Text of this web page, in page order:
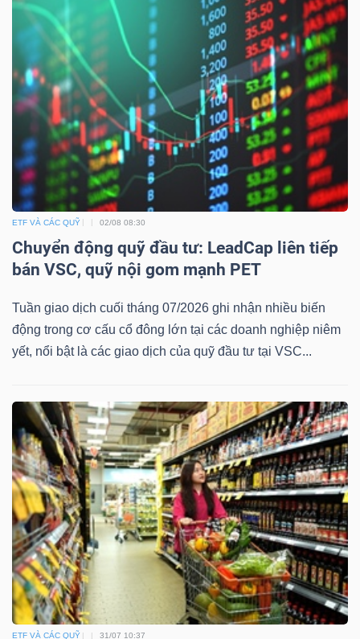
ETF VÀ CÁC QUỸ 02/08 08:30
Chuyển động quỹ đầu tư: LeadCap liên tiếp
bán VSC, quỹ nội gom mạnh PET
Tuần giao dịch cuối tháng 07/2026 ghi nhận nhiều biến
động trong cơ cấu cổ đông lớn tại các doanh nghiệp niêm
yết, nổi bật là các giao dịch của quỹ đầu tư tại VSC...
ETF VÀ CÁC QUỸ 31/07 10:37